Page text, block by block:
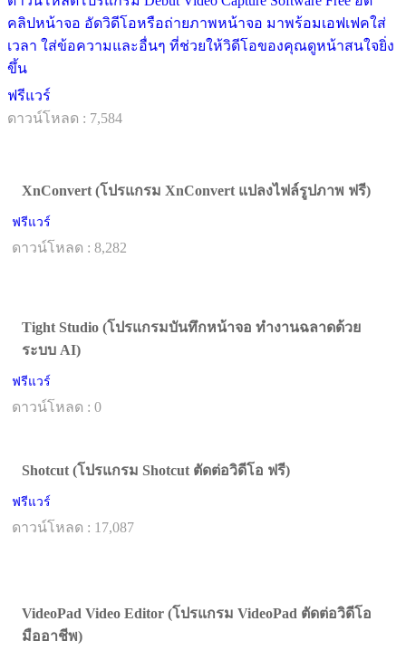
คลิปหน้าจอ อัดวิดีโอหรือถ่ายภาพหน้าจอ มาพร้อมเอฟเฟคใส่
เวลา ใส่ข้อความและอื่นๆ ที่ช่วยให้วิดีโอของคุณดูหน้าสนใจยิ่ง
ขึ้น
ฟรีแวร์
ดาวน์โหลด : 7,584
XnConvert (โปรแกรม XnConvert แปลงไฟล์รูปภาพ ฟรี)
ฟรีแวร์
ดาวน์โหลด : 8,282
Tight Studio (โปรแกรมบันทึกหน้าจอ ทำงานฉลาดด้วย
ระบบ AI)
ฟรีแวร์
ดาวน์โหลด : 0
Shotcut (โปรแกรม Shotcut ตัดต่อวิดีโอ ฟรี)
ฟรีแวร์
ดาวน์โหลด : 17,087
VideoPad Video Editor (โปรแกรม VideoPad ตัดต่อวิดีโอ
มืออาชีพ)